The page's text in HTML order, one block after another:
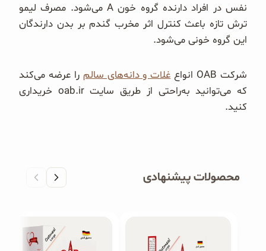
نفس در افراد دارنده گروه خون A می‌شود. مصرف لیمو
ترش تازه باعث کنترل اثر مخرب گندم بر بدن دارندگان
این گروه خونی می‌شود.
شرکت OAB انواع غلات و دانه‌های سالم را عرضه می‌کند
که می‌توانید به‌راحتی از طریق سایت oab.ir خریداری
کنید.
محصولات پیشنهادی